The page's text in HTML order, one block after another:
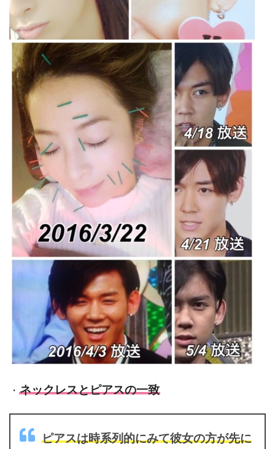
・ ネックレスとピアスの一致
ピアスは時系列的にみて彼女の方が先に